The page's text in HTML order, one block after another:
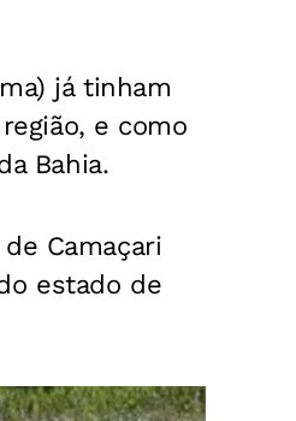
já tinham
e como
Bahia.
Camaçari
estado de